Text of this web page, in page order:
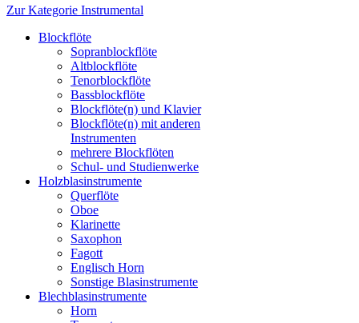
Zur Kategorie Instrumental
Blockflöte
Sopranblockflöte
Altblockflöte
Tenorblockflöte
Bassblockflöte
Blockflöte(n) und Klavier
Blockflöte(n) mit anderen
Instrumenten
mehrere Blockflöten
Schul- und Studienwerke
Holzblasinstrumente
Querflöte
Oboe
Klarinette
Saxophon
Fagott
Englisch Horn
Sonstige Blasinstrumente
Blechblasinstrumente
Horn